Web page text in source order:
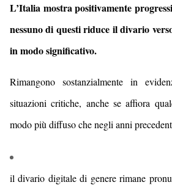
L’Italia mostra positivamente
nessuno di questi riduce il divario
in modo significativo.
Rimangono sostanzialmente in
situazioni critiche, anche se affiora
modo più diffuso che negli anni
il divario digitale di genere rimane